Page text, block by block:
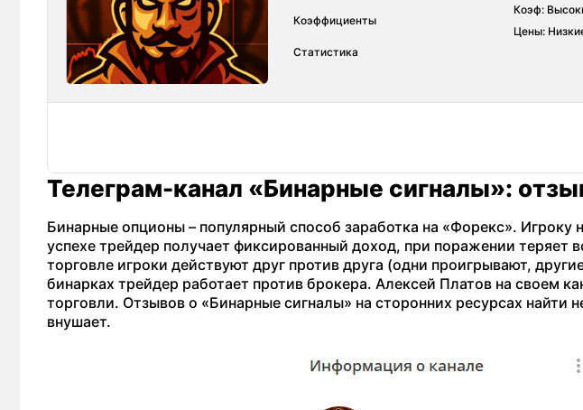
Коэффициенты
Статистика
Коэф:
Цены:
Телеграм-канал «Бинарные сигналы»:
Бинарные опционы – популярный способ заработка на «Форекс».
успехе трейдер получает фиксированный доход, при поражении теряет
торговле игроки действуют друг против друга (одни проигрывают,
бинарках трейдер работает против брокера. Алексей Платов на своем
торговли. Отзывов о «Бинарные сигналы» на сторонних ресурсах найти
внушает.